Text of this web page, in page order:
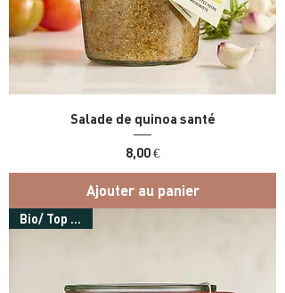
Salade de quinoa santé
Prix
8,00 €
Ajouter au panier
Bio/ Top vente